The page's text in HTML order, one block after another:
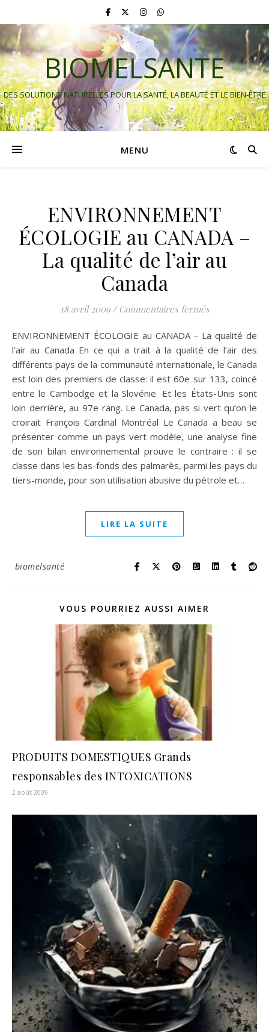
BIOMELSANTE
DES SOLUTIONS NATURELLES POUR LA SANTÉ, LA BEAUTÉ ET LE BIEN-ÊTRE
MENU
ENVIRONNEMENT
ÉCOLOGIE au CANADA –
La qualité de l’air au
Canada
18 avril 2009 / Commentaires ferméssur
ENVIRONNEMENT ÉCOLOGIE au CANADA – La qualité de
l’air au Canada En ce qui a trait à la qualité de l’air des
différents pays de la communauté internationale, le Canada
est loin des premiers de classe: il est 60e sur 133, coincé
entre le Cambodge et la Slovénie. Et les États-Unis sont
loin derrière, au 97e rang. Le Canada, pas si vert qu’on le
croirait François Cardinal Montréal Le Canada a beau se
présenter comme un pays vert modèle, une analyse fine
de son bilan environnemental prouve le contraire : il se
classe dans les bas-fonds des palmarès, parmi les pays du
tiers-monde, pour son utilisation abusive du pétrole et…
LIRE LA SUITE
biomelsanté
VOUS POURRIEZ AUSSI AIMER
PRODUITS DOMESTIQUES Grands
responsables des INTOXICATIONS
2 août 2009